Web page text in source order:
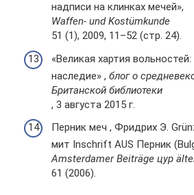
надписи на клинках мечей»,
Waffen- und Kostümkunde
51 (1), 2009, 11–52 (стр. 24).
«Великая хартия
наследие» , блог о
Британской библиотеки
, 3 августа 2015 г.
Перник меч , Фридрих Э.
мит Inschrift AUS Перник
Amsterdamer Beiträge цур
61 (2006).